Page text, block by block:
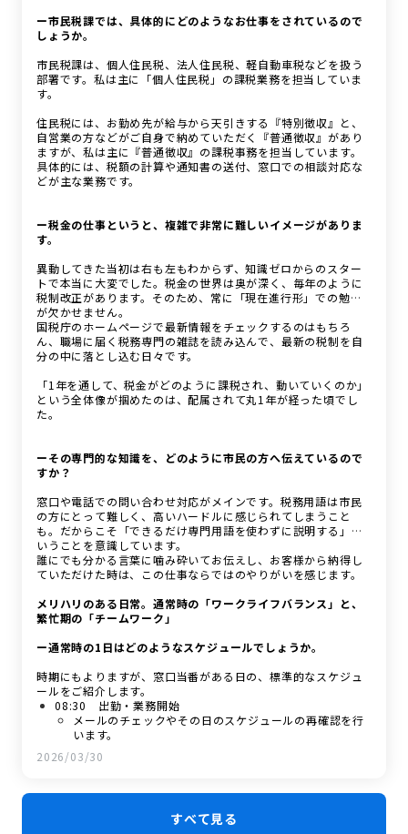
ー市民税課では、具体的にどのようなお仕事をされているので
しょうか。
市民税課は、個人住民税、法人住民税、軽自動車税などを扱う
部署です。私は主に「個人住民税」の課税業務を担当していま
す。
住民税には、お勤め先が給与から天引きする『特別徴収』と、
自営業の方などがご自身で納めていただく『普通徴収』があり
ますが、私は主に『普通徴収』の課税事務を担当しています。
具体的には、税額の計算や通知書の送付、窓口での相談対応な
どが主な業務です。
ー税金の仕事というと、複雑で非常に難しいイメージがありま
す。
異動してきた当初は右も左もわからず、知識ゼロからのスター
トで本当に大変でした。税金の世界は奥が深く、毎年のように
税制改正があります。そのため、常に「現在進行形」での勉強
が欠かせません。
国税庁のホームページで最新情報をチェックするのはもちろ
ん、職場に届く税務専門の雑誌を読み込んで、最新の税制を自
分の中に落とし込む日々です。
「1年を通して、税金がどのように課税され、動いていくのか」
という全体像が掴めたのは、配属されて丸1年が経った頃でし
た。
ーその専門的な知識を、どのように市民の方へ伝えているので
すか？
窓口や電話での問い合わせ対応がメインです。税務用語は市民
の方にとって難しく、高いハードルに感じられてしまうこと
も。だからこそ「できるだけ専門用語を使わずに説明する」と
いうことを意識しています。
誰にでも分かる言葉に噛み砕いてお伝えし、お客様から納得し
ていただけた時は、この仕事ならではのやりがいを感じます。
メリハリのある日常。通常時の「ワークライフバランス」と、
繁忙期の「チームワーク」
ー通常時の1日はどのようなスケジュールでしょうか。
時期にもよりますが、窓口当番がある日の、標準的なスケジュ
ールをご紹介します。
08:30 出勤・業務開始
メールのチェックやその日のスケジュールの再確認を行
います。
08:30～13:00 窓口・電話対応（当番制）
午前中は窓口当番として、市民の方への対応が中心で
額がどうしてこうなったのか」といった具体的な相談に
13:00～14:00 お昼休み
2026/03/30
すべて見る